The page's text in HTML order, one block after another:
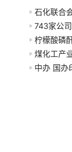
石化联合
煤化工产